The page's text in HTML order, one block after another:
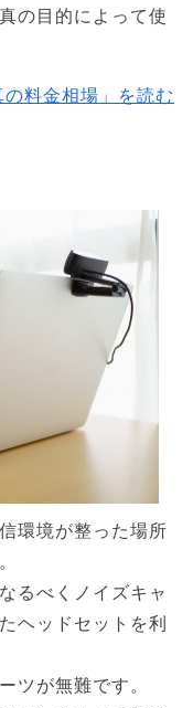
の目的によって使
の料金相場」を読む
環境が整った場所
るべくノイズキャ
ヘッドセットを利
ツが無難です。